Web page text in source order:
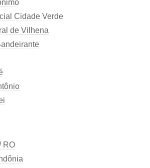
Cidade Verde
de Vilhena
RO